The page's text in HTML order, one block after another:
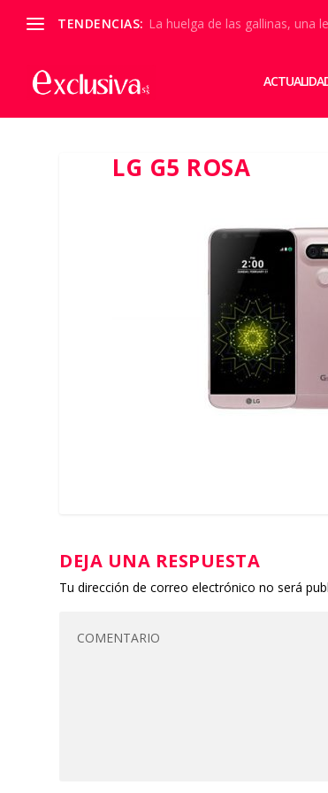
TENDENCIAS: La huelga de las gallinas, una
LG G5 ROSA
DEJA UNA RESPUESTA
Tu dirección de correo electrónico no será